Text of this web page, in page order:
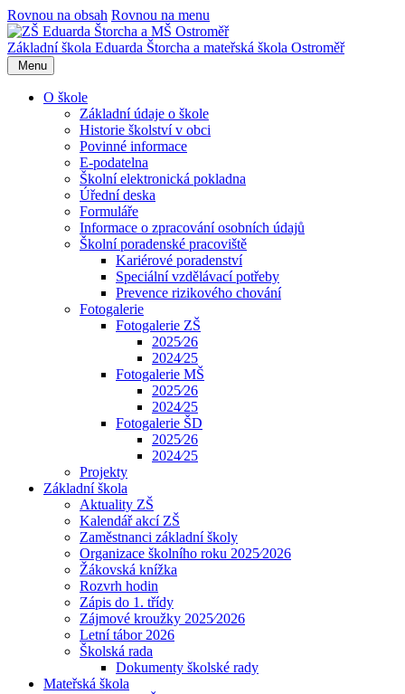
Rovnou na obsah Rovnou na menu
Základní škola Eduarda Štorcha a mateřská škola Ostroměř
Menu
O škole
Základní údaje o škole
Historie školství v obci
Povinné informace
E-podatelna
Školní elektronická pokladna
Úřední deska
Formuláře
Informace o zpracování osobních údajů
Školní poradenské pracoviště
Kariérové poradenství
Speciální vzdělávací potřeby
Prevence rizikového chování
Fotogalerie
Fotogalerie ZŠ
2025⁄26
2024⁄25
Fotogalerie MŠ
2025⁄26
2024⁄25
Fotogalerie ŠD
2025⁄26
2024⁄25
Projekty
Základní škola
Aktuality ZŠ
Kalendář akcí ZŠ
Zaměstnanci základní školy
Organizace školního roku 2025⁄2026
Žákovská knížka
Rozvrh hodin
Zápis do 1. třídy
Zájmové kroužky 2025⁄2026
Letní tábor 2026
Školská rada
Dokumenty školské rady
Mateřská škola